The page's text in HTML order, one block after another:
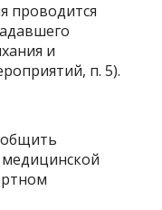
проводится
и
п. 5).
медицинской